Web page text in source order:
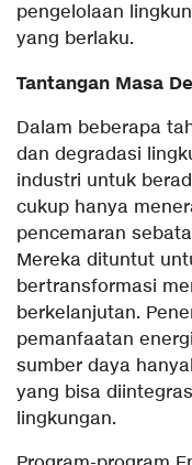
pengelolaan
yang berlaku.
Tantangan Masa
Dalam beberapa
dan degradasi
industri untuk
cukup hanya
pencemaran
Mereka dituntut
bertransformasi
berkelanjutan.
pemanfaatan
sumber daya
yang bisa
lingkungan.